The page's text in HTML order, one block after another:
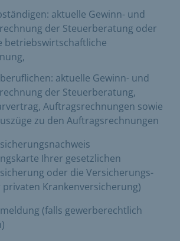
aktuelle Gewinn- und
der Steuerberatung oder
betriebswirtschaftliche
aktuelle Gewinn- und
der Steuerberatung,
Auftragsrechnungen sowie
zu den Auftragsrechnungen
Ihrer gesetzlichen
oder die Versicherungs-
privaten Krankenversicherung)
(falls gewerberechtlich